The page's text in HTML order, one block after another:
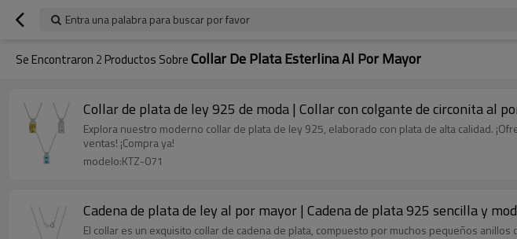
Entra una palabra para buscar por favor
Se Encontraron 2 Productos SobreCollar De Plata Esterlina Al Por Mayor
Collar de plata de ley 925 de moda | Collar con colgante de circonita al
Explora nuestro moderno collar de plata de ley 925, elaborado con plata de alta calidad.
ventas! ¡Compra ya!
modelo:KTZ-071
Cadena de plata de ley al por mayor | Cadena de plata 925 sencilla y
El collar es un exquisito collar de cadena de plata, compuesto por muchos pequeños